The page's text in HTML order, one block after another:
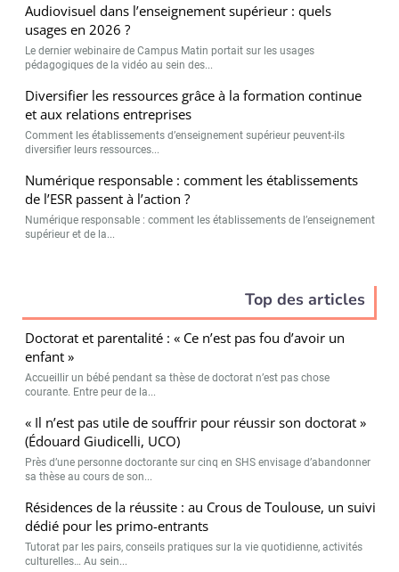
Audiovisuel dans l’enseignement supérieur : quels
usages en 2026 ?
Le dernier webinaire de Campus Matin portait sur les usages
pédagogiques de la vidéo au sein des...
Diversifier les ressources grâce à la formation continue
et aux relations entreprises
Comment les établissements d’enseignement supérieur peuvent-ils
diversifier leurs ressources...
Numérique responsable : comment les établissements
de l’ESR passent à l’action ?
Numérique responsable : comment les établissements de l’enseignement
supérieur et de la...
Top des articles
Doctorat et parentalité : « Ce n’est pas fou d’avoir un
enfant »
Accueillir un bébé pendant sa thèse de doctorat n’est pas chose
courante. Entre peur de la...
« Il n’est pas utile de souffrir pour réussir son doctorat »
(Édouard Giudicelli, UCO)
Près d’une personne doctorante sur cinq en SHS envisage d’abandonner
sa thèse au cours de son...
Résidences de la réussite : au Crous de Toulouse, un suivi
dédié pour les primo-entrants
Tutorat par les pairs, conseils pratiques sur la vie quotidienne, activités
culturelles… Au sein...